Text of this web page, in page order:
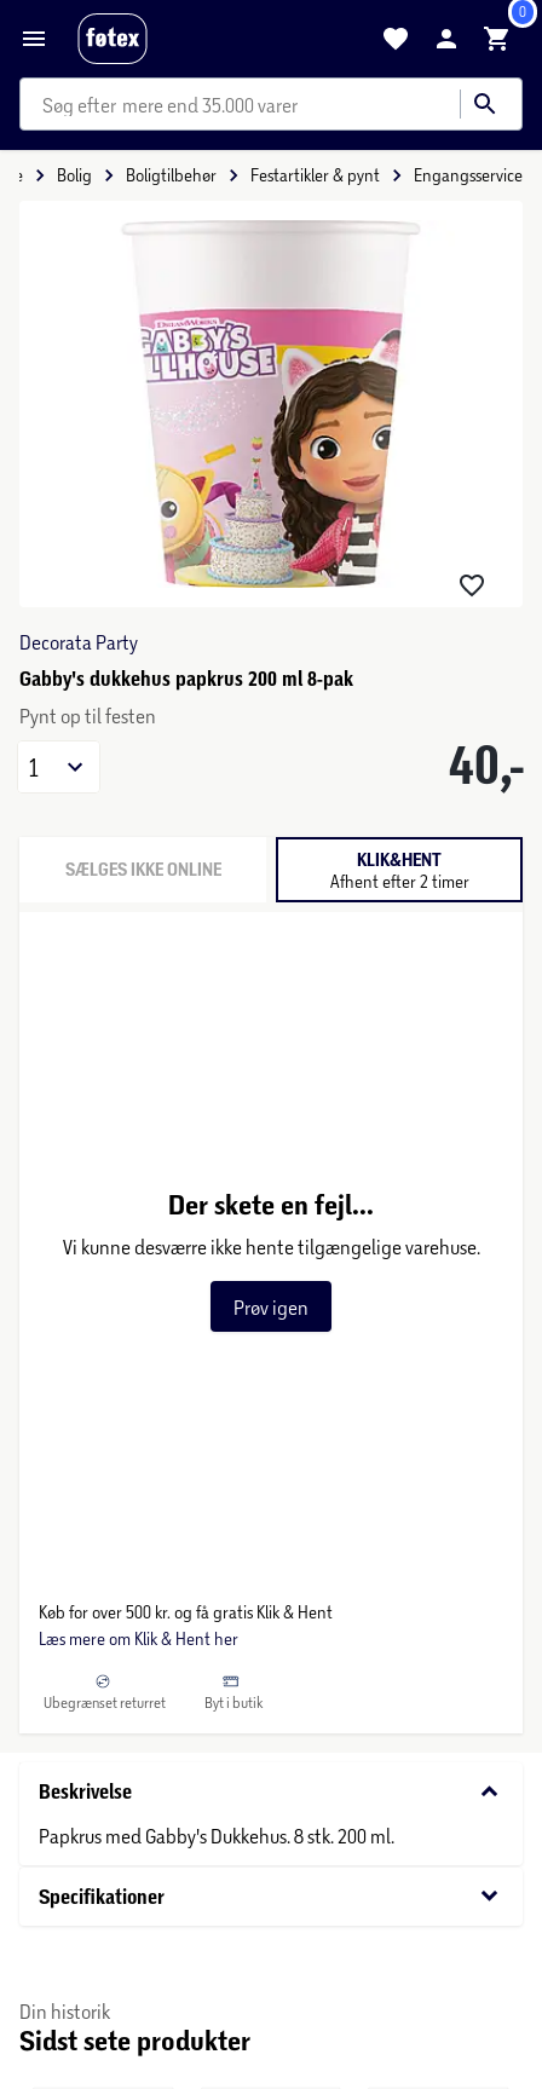
0
mere end 35.000 varer
Bolig Boligtilbehør Festartikler & pynt Engangsservice
Decorata Party
Gabby's dukkehus papkrus 200 ml 8-pak
Pynt op til festen
40,-
1
SÆLGES IKKE ONLINE KLIK&HENT
Afhent efter 2 timer
Der skete en fejl...
Vi kunne desværre ikke hente tilgængelige varehuse.
Prøv igen
Køb for over 500 kr. og få gratis Klik & Hent
Læs mere om Klik & Hent her
Ubegrænset returret Byt i butik
Beskrivelse keyboard_arrow_down
Papkrus med Gabby's Dukkehus. 8 stk. 200 ml.
Specifikationer keyboard_arrow_down
Din historik
Sidst sete produkter